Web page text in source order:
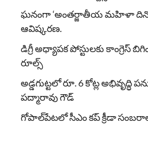
ఘనంగా ‘అంతర్జాతీయ మహిళా
ఆవిష్కరణ.
డిగ్రీ అధ్యాపక పోస్టులకు కాంగ్రెస్
రూల్స్
అడ్డగుట్టలో రూ. 6 కోట్ల అభివృద్ధి
పద్మారావు గౌడ్
గోపాల్‌పేటలో సీఎం కప్ క్రీడా